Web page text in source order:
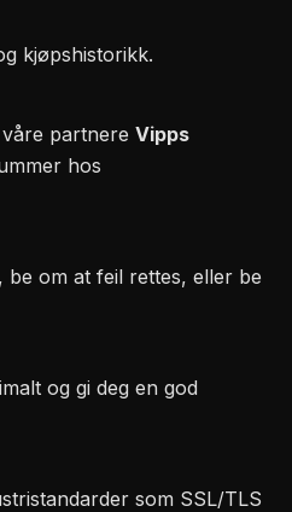
kjøpshistorikk.
partnere Vipps
hos
be om at feil rettes, eller be
og gi deg en god
som SSL/TLS